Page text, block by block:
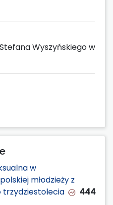
Wyszyńskiego w
w
młodzieży z
444